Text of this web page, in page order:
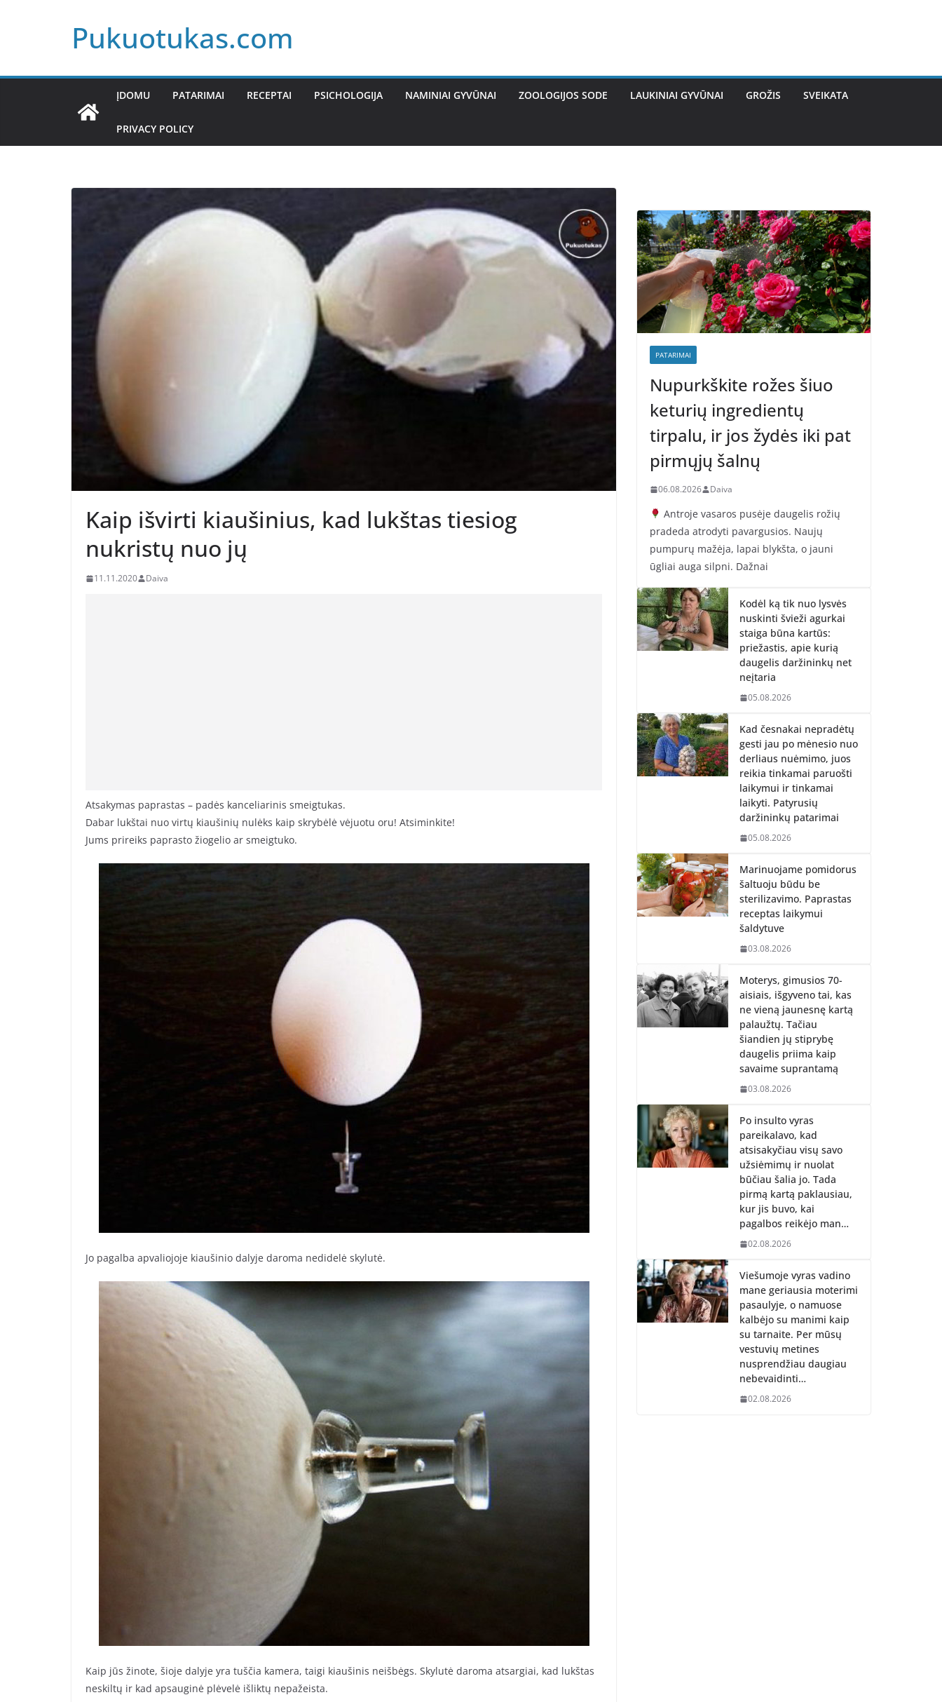
Pukuotukas.com
ĮDOMU PATARIMAI RECEPTAI PSICHOLOGIJA NAMINIAI GYVŪNAI ZOOLOGIJOS SODE LAUKINIAI GYVŪNAI GROŽIS SVEIKATA
PRIVACY POLICY
Kaip išvirti kiaušinius, kad lukštas tiesiog
nukristų nuo jų
11.11.2020 Daiva
Atsakymas paprastas – padės kanceliarinis smeigtukas.
Dabar lukštai nuo virtų kiaušinių nulėks kaip skrybėlė vėjuotu oru! Atsiminkite!
Jums prireiks paprasto žiogelio ar smeigtuko.
Jo pagalba apvaliojoje kiaušinio dalyje daroma nedidelė skylutė.
Kaip jūs žinote, šioje dalyje yra tuščia kamera, taigi kiaušinis neišbėgs. Skylutė daroma atsargiai, kad lukštas
neskiltų ir kad apsauginė plėvelė išliktų nepažeista.
PATARIMAI
Nupurkškite rožes šiuo
keturių ingredientų
tirpalu, ir jos žydės iki pat
pirmųjų šalnų
06.08.2026 Daiva
Antroje vasaros pusėje daugelis rožių
pradeda atrodyti pavargusios. Naujų
pumpurų mažėja, lapai blykšta, o jauni
ūgliai auga silpni. Dažnai
Kodėl ką tik nuo lysvės
nuskinti švieži agurkai
staiga būna kartūs:
priežastis, apie kurią
daugelis daržininkų net
neįtaria
05.08.2026
Kad česnakai nepradėtų
gesti jau po mėnesio nuo
derliaus nuėmimo, juos
reikia tinkamai paruošti
laikymui ir tinkamai
laikyti. Patyrusių
daržininkų patarimai
05.08.2026
Marinuojame pomidorus
šaltuoju būdu be
sterilizavimo. Paprastas
receptas laikymui
šaldytuve
03.08.2026
Moterys, gimusios 70-
aisiais, išgyveno tai, kas
ne vieną jaunesnę kartą
palaužtų. Tačiau
šiandien jų stiprybę
daugelis priima kaip
savaime suprantamą
03.08.2026
Po insulto vyras
pareikalavo, kad
atsisakyčiau visų savo
užsiėmimų ir nuolat
būčiau šalia jo. Tada
pirmą kartą paklausiau,
kur jis buvo, kai
pagalbos reikėjo man…
02.08.2026
Viešumoje vyras vadino
mane geriausia moterimi
pasaulyje, o namuose
kalbėjo su manimi kaip
su tarnaite. Per mūsų
vestuvių metines
nusprendžiau daugiau
nebevaidinti…
02.08.2026